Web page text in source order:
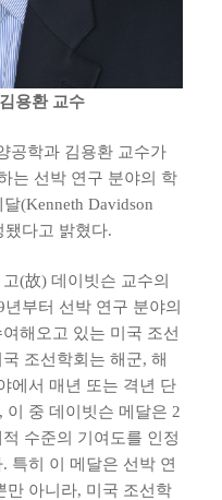
용환 교수
공학과 김용환 교수가
는 선박 연구 분야의 학
(Kenneth Davidson
됐다고 밝혔다.
(故) 데이빗슨 교수의
부터 선박 연구 분야의
해오고 있는 미국 조선
조선학회는 해군, 해
에서 매년 또는 격년 단
이 중 데이빗슨 메달은 2
수준의 기여도를 인정
특히 이 메달은 선박 연
만 아니라, 미국 조선학